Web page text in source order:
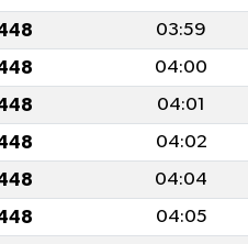
03:59
04:00
04:01
04:02
04:04
04:05